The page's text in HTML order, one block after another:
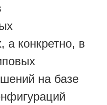
а конкретно, в
на базе